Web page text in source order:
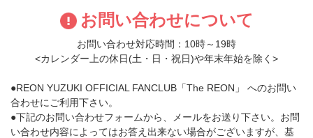
お問い合わせについて
お問い合わせ対応時間：10時～19時
<カレンダー上の休日(土・日・祝日)や年末年始を除く>
●REON YUZUKI OFFICIAL FANCLUB「The REON」 へのお問い
合わせにご利用下さい。
●下記のお問い合わせフォームから、メールをお送り下さい。お問
い合わせ内容によってはお答え出来ない場合がございますが、基